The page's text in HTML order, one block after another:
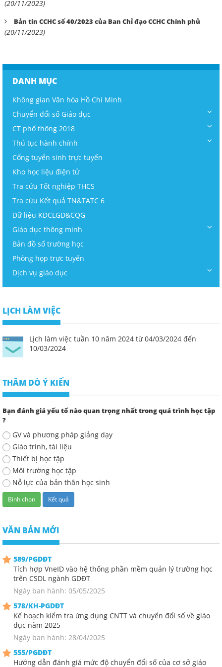
(20/11/2023)
Bản tin CCHC số 40/2023 của Ban Chỉ đạo CCHC Chính phủ
(20/11/2023)
DANH MỤC
Không gian Văn hóa Hồ Chí Minh
Chuyển đổi số Giáo dục
CT phổ thông 2018
Thủ tục hành chính
Cổng tuyển sinh trực tuyến
Kho học liệu điện tử
Tra cứu Tốt nghiệp THCS
Tra cứu Kết quả TN&TATC 6
Dữ liệu KĐCLGD&CQG
Giáo dục thông minh
Bản đồ số trường học
Phòng họp trực tuyến
Dịch vụ giáo dục
LỊCH LÀM VIỆC
Lịch làm việc tuần 10 năm 2024 từ 04/03/2024 đến
10/03/2024
THĂM DÒ Ý KIẾN
Bạn đánh giá yếu tố nào quan trọng nhất trong quá trình học tập
?
GV và phương pháp giảng dạy
Giáo trinh, tài liệu
Thiết bị học tập
Môi trường học tập
Nỗ lực của bản thân học sinh
VĂN BẢN MỚI
589/PGDĐT
Tích hợp VneID vào hệ thống phần mềm quản lý trường học
trên CSDL ngành GDĐT
Ngày ban hành: 05/05/2025
578/KH-PGDĐT
Kế hoạch kiểm tra ứng dụng CNTT và chuyển đổi số về giáo
dục năm 2025
Ngày ban hành: 28/04/2025
555/PGDĐT
Hướng dẫn đánh giá mức độ chuyển đổi số của cơ sở giáo